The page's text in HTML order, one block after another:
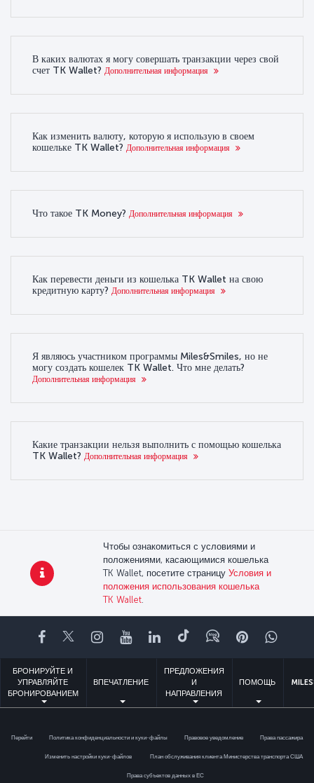
В каких валютах я могу совершать транзакции через свой
счет TK Wallet? Дополнительная информация
Как изменить валюту, которую я использую в своем
кошельке TK Wallet? Дополнительная информация
Что такое TK Money? Дополнительная информация
Как перевести деньги из кошелька TK Wallet на свою
кредитную карту? Дополнительная информация
Я являюсь участником программы Miles&Smiles, но не
могу создать кошелек TK Wallet. Что мне делать?
Дополнительная информация
Какие транзакции нельзя выполнить с помощью кошелька
TK Wallet? Дополнительная информация
Чтобы ознакомиться с условиями и
положениями, касающимися кошелька
TK Wallet, посетите страницу Условия и
положения использования кошелька
TK Wallet.
Facebook
TwitterInstagram
YouTubeLinkedIn
TikTokБлогPinterest
БРОНИРУЙТЕ И
УПРАВЛЯЙТЕ
БРОНИРОВАНИЕМ
ВПЕЧАТЛЕНИЕ
ПРЕДЛОЖЕНИЯ
И
НАПРАВЛЕНИЯ
ПОМОЩЬ
Перейти Политика конфиденциальности и куки-файлы Правовое уведомление Права пассажира
Изменить настройки куки-файлов План обслуживания клиента Министерства транспорта США
Права субъектов данных в ЕС